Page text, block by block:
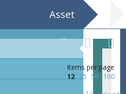
Asset
Items per page
12
25 50 100